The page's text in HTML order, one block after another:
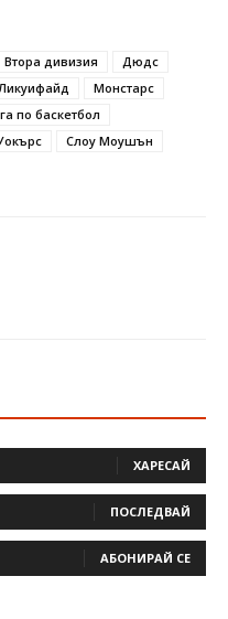
Втора дивизия
Дюдс
Ликуифайд
Монстарс
по баскетбол
Слоу Моушън
ХАРЕСАЙ
ПОСЛЕДВАЙ
АБОНИРАЙ СЕ